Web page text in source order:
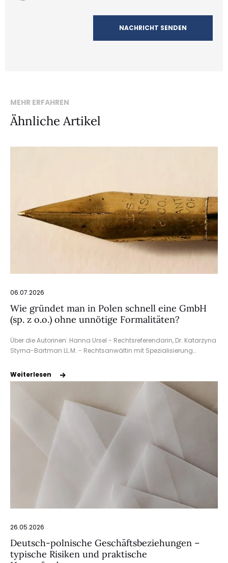
MEHR ERFAHREN
Ähnliche Artikel
06.07.2026
Wie gründet man in Polen schnell eine GmbH
(sp. z o.o.) ohne unnötige Formalitäten?
Über die Autorinen: Hanna Ursel - Rechtsreferendarin, Dr. Katarzyna
Styrna-Bartman LL.M. - Rechtsanwältin mit Spezialisierung…
Weiterlesen
26.05.2026
Deutsch-polnische Geschäftsbeziehungen –
typische Risiken und praktische